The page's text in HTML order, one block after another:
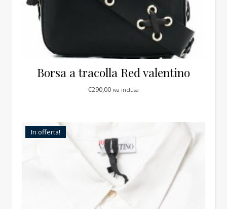
Borsa a tracolla Red valentino
€290,00 iva inclusa
In offerta!